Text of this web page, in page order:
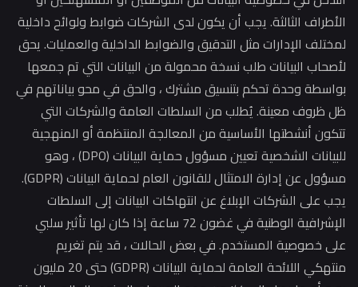
الثالثة. يجب أن يكون لدى الشركات ضوابط ولوائح داخلية
الإدارات مثل التدقيق والضوابط الداخلية والعمليات. يحق
البيانات طلب نسخة محمولة من البيانات التي تم جمعها
وحدة تحكم بتنسيق مشترك ، والحق في محو بياناتهم في
معينة. يُطلب من السلطات العامة والشركات التي
أنشطتها الأساسية من المعالجة المنتظمة أو المنهجية
للبيانات الشخصية تعيين مسؤول حماية البيانات (DPO) ، وهو
مسؤول عن إدارة الامتثال للقانون العام لحماية البيانات (GDPR).
على الشركات الإبلاغ عن انتهاكات البيانات إلى السلطات
الإشرافية الوطنية في غضون 72 ساعة إذا كان لها تأثير سلبي
خصوصية المستخدم. في بعض الحالات ، قد يتم تغريم
منتهكي اللائحة العامة لحماية البيانات (GDPR) حتى 20 مليون